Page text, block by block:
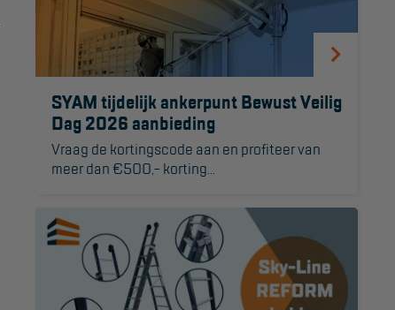
SYAM tijdelijk ankerpunt Bewust Veilig
Dag 2026 aanbieding
Vraag de kortingscode aan en profiteer van
meer dan €500,- korting...